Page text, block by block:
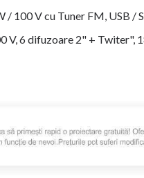
100 V cu Tuner FM, USB /
V, 6 difuzoare 2" + Twiter",